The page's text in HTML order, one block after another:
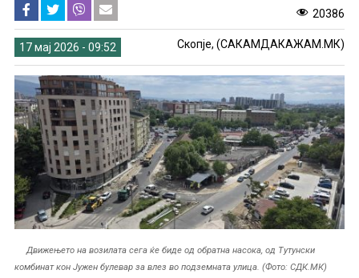
20386
17 мај 2026 - 09:52 Скопје, (САКАМДАКАЖАМ.МК)
Движењето на возилата сега ќе биде од обратна насока, од Тутунски
комбинат кон Јужен булевар за влез во подземната улица. (Фото: СДК.МК)